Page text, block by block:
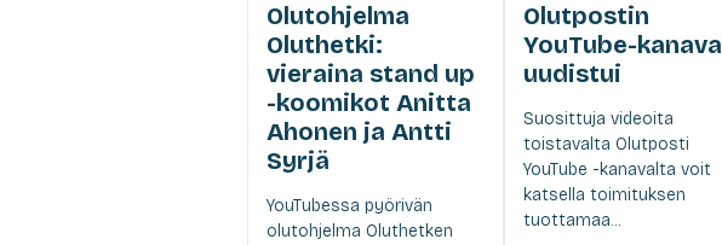
Olutohjelma
Oluthetki:
vieraina stand up
-koomikot Anitta
Ahonen ja Antti
Syrjä
YouTubessa pyörivän
olutohjelma Oluthetken
Olutpostin
YouTube-kanava
uudistui
Suosittuja videoita
toistavalta Olutposti
YouTube -kanavalta voit
katsella toimituksen
tuottamaa...